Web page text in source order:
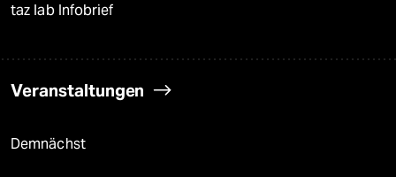
taz lab Infobrief
Veranstaltungen
Demnächst